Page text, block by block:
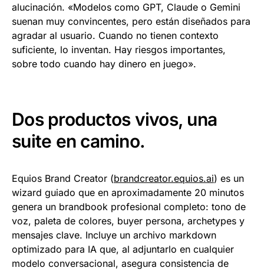
alucinación. «Modelos como GPT, Claude o Gemini
suenan muy convincentes, pero están diseñados para
agradar al usuario. Cuando no tienen contexto
suficiente, lo inventan. Hay riesgos importantes,
sobre todo cuando hay dinero en juego».
Dos productos vivos, una
suite en camino.
Equios Brand Creator (brandcreator.equios.ai) es un
wizard guiado que en aproximadamente 20 minutos
genera un brandbook profesional completo: tono de
voz, paleta de colores, buyer persona, archetypes y
mensajes clave. Incluye un archivo markdown
optimizado para IA que, al adjuntarlo en cualquier
modelo conversacional, asegura consistencia de